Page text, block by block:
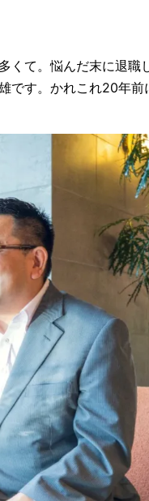
くて。悩んだ末に退職
です。かれこれ20年前